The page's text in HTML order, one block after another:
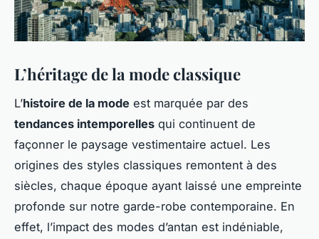
L’héritage de la mode classique
L’histoire de la mode est marquée par des
tendances intemporelles qui continuent de
façonner le paysage vestimentaire actuel. Les
origines des styles classiques remontent à des
siècles, chaque époque ayant laissé une empreinte
profonde sur notre garde-robe contemporaine. En
effet, l’impact des modes d’antan est indéniable,